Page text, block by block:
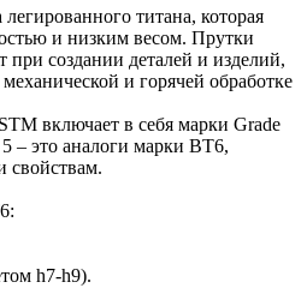
титана, которая
и низким весом. Прутки
создании деталей и изделий,
и горячей обработке
включает в себя марки Grade
– это аналоги марки ВТ6,
свойствам.
h7-h9).